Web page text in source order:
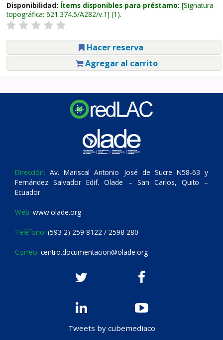
Disponibilidad: Ítems disponibles para préstamo: Signatura
topográfica: 621.374.5/A282/v.1 (1).
Hacer reserva
Agregar al carrito
Dirección: Av. Mariscal Antonio José de Sucre N58-63 y
Fernández Salvador Edif. Olade – San Carlos, Quito –
Ecuador.
Web: www.olade.org
Teléfono: (593 2) 259 8122 / 2598 280
Correo: centro.documentacion@olade.org
Tweets by cubemediaco